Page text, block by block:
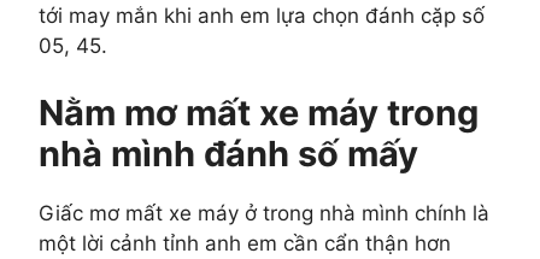
tới may mắn khi anh em lựa chọn đánh cặp số
05, 45.
Nằm mơ mất xe máy trong
nhà mình đánh số mấy
Giấc mơ mất xe máy ở trong nhà mình chính là
một lời cảnh tỉnh anh em cần cẩn thận hơn